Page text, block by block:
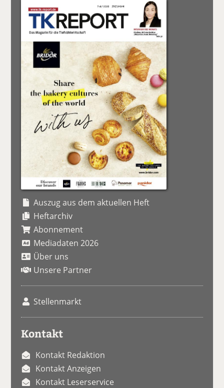
Auszug aus dem aktuellen Heft
Heftarchiv
Abonnement
Mediadaten 2026
Über uns
Unsere Partner
Stellenmarkt
Kontakt
Kontakt Redaktion
Kontakt Anzeigen
Kontakt Leserservice